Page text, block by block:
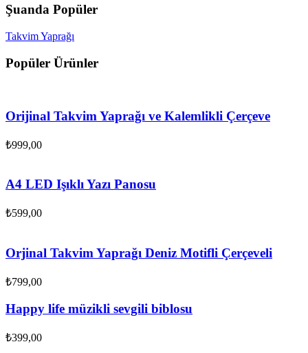
Şuanda Popüler
Takvim Yaprağı
Popüler Ürünler
Orijinal Takvim Yaprağı ve Kalemlikli Çerçeve
₺999,00
A4 LED Işıklı Yazı Panosu
₺599,00
Orjinal Takvim Yaprağı Deniz Motifli Çerçeveli
₺799,00
Happy life müzikli sevgili biblosu
₺399,00